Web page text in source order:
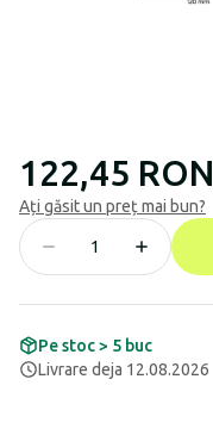
122,45 RON
Ați găsit un preț mai bun?
Pe stoc > 5 buc
Livrare deja 12.08.2026